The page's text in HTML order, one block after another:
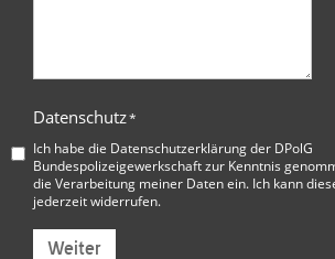
Datenschutz*
Ich habe die Datenschutzerklärung der DPolG
Bundespolizeigewerkschaftzur Kenntnis
die Verarbeitung meiner Daten ein. Ich kann
jederzeit widerrufen.
Weiter